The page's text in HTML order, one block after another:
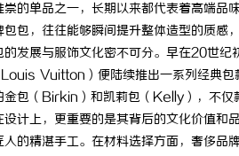
的单品之一，长期以来都代表着高端
包，往往能够瞬间提升整体造型的质感
的发展与服饰文化密不可分。早在20世
Vuitton）便陆续推出一系列经典包
金包（Birkin）和凯莉包（Kelly），不
计上，更重要的是其背后的文化价值
的精湛手工。在材料选择方面，奢侈